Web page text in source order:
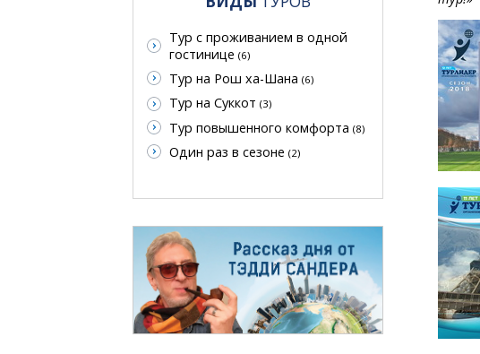
Тур с проживанием в одной
гостинице (6)
Тур на Рош ха-Шана (6)
Тур на Суккот (3)
Тур повышенного комфорта (8)
Один раз в сезоне (2)